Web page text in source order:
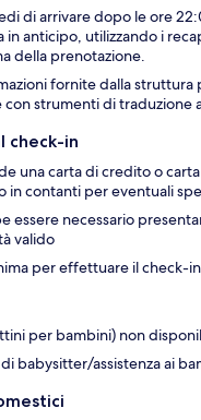
di arrivare dopo le ore
in anticipo, utilizzando i
della prenotazione.
fornite dalla
strumenti di traduzione
check-in
una carta di credito o
in contanti per eventuali
essere necessario
valido
per effettuare il check-in
per bambini) non
babysitter/assistenza ai